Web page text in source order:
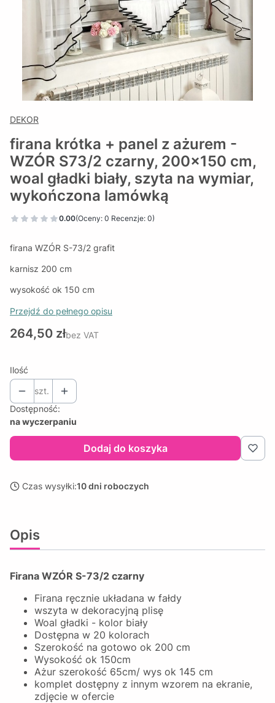
DEKOR
firana krótka + panel z ażurem -
WZÓR S73/2 czarny, 200x150 cm,
woal gładki biały, szyta na wymiar,
wykończona lamówką
0.00(Oceny: 0 Recenzje: 0)
firana WZÓR S-73/2 grafit
karnisz 200 cm
wysokość ok 150 cm
Przejdź do pełnego opisu
Cena
264,50 złbez VAT
Ilość
szt.
Dostępność:
na wyczerpaniu
Dodaj do koszyka
Czas wysyłki:10 dni roboczych
Opis
Firana WZÓR S-73/2 czarny
Firana ręcznie układana w fałdy
wszyta w dekoracyjną plisę
Woal gładki - kolor biały
Dostępna w 20 kolorach
Szerokość na gotowo ok 200 cm
Wysokość ok 150cm
Ażur szerokość 65cm/ wys ok 145 cm
komplet dostępny z innym wzorem na ekranie,
zdjęcie w ofercie